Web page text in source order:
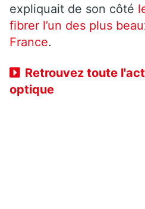
expliquait de son côté
fibrer l’un des plus
France.
Retrouvez toute
optique